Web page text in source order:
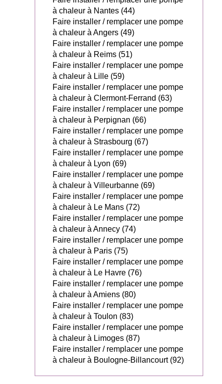
à chaleur à Nantes (44)
Faire installer / remplacer une pompe
à chaleur à Angers (49)
Faire installer / remplacer une pompe
à chaleur à Reims (51)
Faire installer / remplacer une pompe
à chaleur à Lille (59)
Faire installer / remplacer une pompe
à chaleur à Clermont-Ferrand (63)
Faire installer / remplacer une pompe
à chaleur à Perpignan (66)
Faire installer / remplacer une pompe
à chaleur à Strasbourg (67)
Faire installer / remplacer une pompe
à chaleur à Lyon (69)
Faire installer / remplacer une pompe
à chaleur à Villeurbanne (69)
Faire installer / remplacer une pompe
à chaleur à Le Mans (72)
Faire installer / remplacer une pompe
à chaleur à Annecy (74)
Faire installer / remplacer une pompe
à chaleur à Paris (75)
Faire installer / remplacer une pompe
à chaleur à Le Havre (76)
Faire installer / remplacer une pompe
à chaleur à Amiens (80)
Faire installer / remplacer une pompe
à chaleur à Toulon (83)
Faire installer / remplacer une pompe
à chaleur à Limoges (87)
Faire installer / remplacer une pompe
à chaleur à Boulogne-Billancourt (92)